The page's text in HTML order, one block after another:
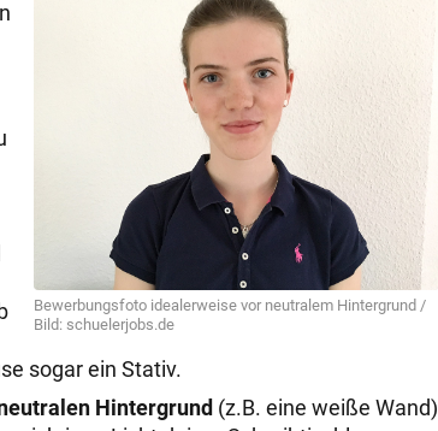
Bewerbungsfoto idealerweise vor neutralem Hintergrund /
Bild: schuelerjobs.de
sogar ein Stativ.
Hintergrund (z.B. eine weiße Wand)